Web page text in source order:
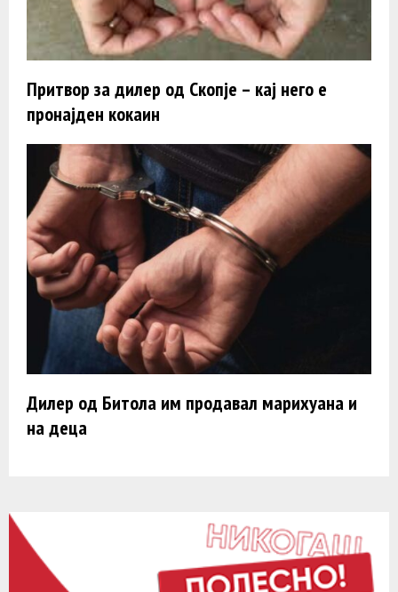
Притвор за дилер од Скопје – кај него е
пронајден кокаин
Дилер од Битола им продавал марихуана и
на деца